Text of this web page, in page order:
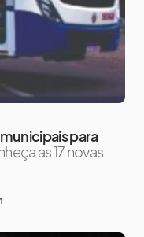
para
as 17 novas